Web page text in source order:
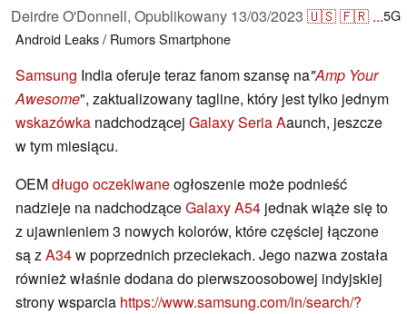
Deirdre O'Donnell, Opublikowany 13/03/2023 🇺🇸🇫🇷 ...5G
Android Leaks / RumorsSmartphone
Samsung India oferuje teraz fanom szansę na"Amp Your
Awesome", zaktualizowany tagline, który jest tylko jednym
wskazówka nadchodzącej Galaxy Seria Aaunch, jeszcze
w tym miesiącu.
OEMdługo oczekiwaneogłoszenie może podnieść
nadzieje na nadchodząceGalaxy A54 jednak wiąże się to
z ujawnieniem 3 nowych kolorów, które częściej łączone
są zA34w poprzednich przeciekach. Jego nazwa została
również właśnie dodana do pierwszoosobowej indyjskiej
strony wsparcia https://www.samsung.com/in/search/?